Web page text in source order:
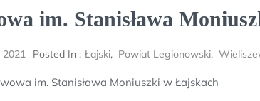
im. Stanisława
2021 Posted In : Łajski, Powiat Legionowski,
im. Stanisława Moniuszki w Łajskach